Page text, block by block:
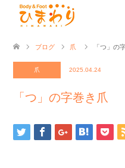
ブログ 爪 「つ」の
爪 2025.04.24
「つ」の字巻き爪